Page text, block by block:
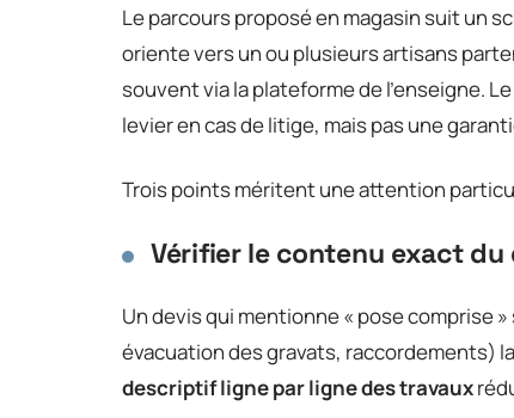
Le parcours proposé en magasin suit un
oriente vers un ou plusieurs artisans
souvent via la plateforme de l’enseigne.
levier en cas de litige, mais pas une
Trois points méritent une attention
Vérifier le contenu exact
Un devis qui mentionne « pose comprise
évacuation des gravats, raccordements)
descriptif ligne par ligne des travaux